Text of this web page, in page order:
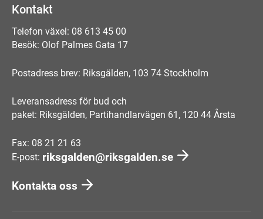
Kontakt
Telefon växel: 08 613 45 00
Besök: Olof Palmes Gata 17
Postadress brev: Riksgälden, 103 74 Stockholm
Leveransadress för bud och
paket: Riksgälden, Partihandlarvägen 61, 120 44 Årsta
Fax: 08 21 21 63
E-post: riksgalden@riksgalden.se
Kontakta oss